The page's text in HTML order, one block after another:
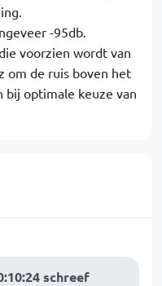
-95db.
voorzien wordt van
om de ruis boven het
optimale keuze van
schreef